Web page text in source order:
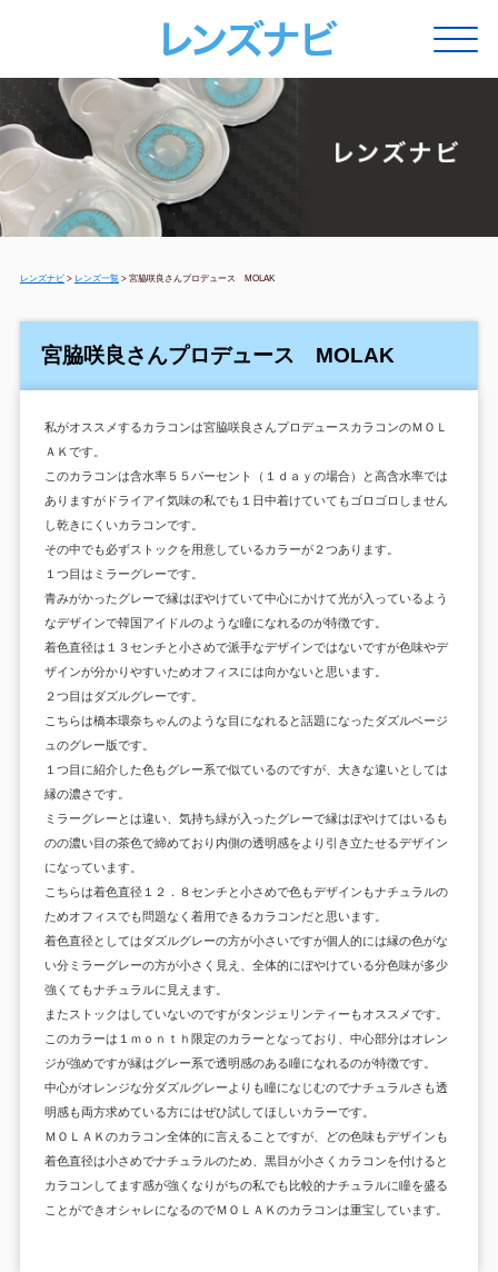
レンズナビ> レンズ一覧> 宮脇咲良さんプロデュース MOLAK
宮脇咲良さんプロデュース MOLAK
私がオススメするカラコンは宮脇咲良さんプロデュースカラコンのＭＯＬ
ＡＫです。
このカラコンは含水率５５パーセント（１ｄａｙの場合）と高含水率では
ありますがドライアイ気味の私でも１日中着けていてもゴロゴロしません
し乾きにくいカラコンです。
その中でも必ずストックを用意しているカラーが２つあります。
１つ目はミラーグレーです。
青みがかったグレーで縁はぼやけていて中心にかけて光が入っているよう
なデザインで韓国アイドルのような瞳になれるのが特徴です。
着色直径は１３センチと小さめで派手なデザインではないですが色味やデ
ザインが分かりやすいためオフィスには向かないと思います。
２つ目はダズルグレーです。
こちらは橋本環奈ちゃんのような目になれると話題になったダズルベージ
ュのグレー版です。
１つ目に紹介した色もグレー系で似ているのですが、大きな違いとしては
縁の濃さです。
ミラーグレーとは違い、気持ち緑が入ったグレーで縁はぼやけてはいるも
のの濃い目の茶色で締めており内側の透明感をより引き立たせるデザイン
になっています。
こちらは着色直径１２．８センチと小さめで色もデザインもナチュラルの
ためオフィスでも問題なく着用できるカラコンだと思います。
着色直径としてはダズルグレーの方が小さいですが個人的には縁の色がな
い分ミラーグレーの方が小さく見え、全体的にぼやけている分色味が多少
強くてもナチュラルに見えます。
またストックはしていないのですがタンジェリンティーもオススメです。
このカラーは１ｍｏｎｔｈ限定のカラーとなっており、中心部分はオレン
ジが強めですが縁はグレー系で透明感のある瞳になれるのが特徴です。
中心がオレンジな分ダズルグレーよりも瞳になじむのでナチュラルさも透
明感も両方求めている方にはぜひ試してほしいカラーです。
ＭＯＬＡＫのカラコン全体的に言えることですが、どの色味もデザインも
着色直径は小さめでナチュラルのため、黒目が小さくカラコンを付けると
カラコンしてます感が強くなりがちの私でも比較的ナチュラルに瞳を盛る
ことができオシャレになるのでＭＯＬＡＫのカラコンは重宝しています。